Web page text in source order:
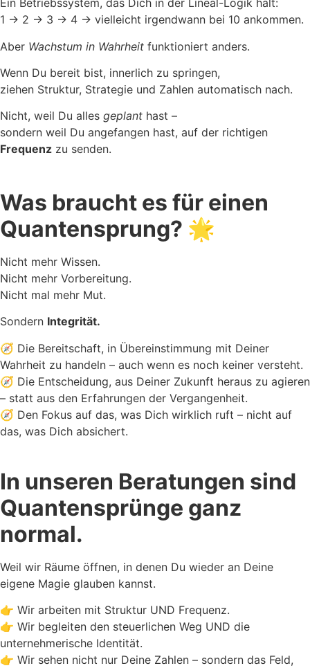
Ein Betriebssystem, das Dich in der Lineal-Logik hält:
1 → 2 → 3 → 4 → vielleicht irgendwann bei 10 ankommen.
Aber Wachstum in Wahrheit funktioniert anders.
Wenn Du bereit bist, innerlich zu springen,
ziehen Struktur, Strategie und Zahlen automatisch nach.
Nicht, weil Du alles geplant hast –
sondern weil Du angefangen hast, auf der richtigen
Frequenz zu senden.
Was braucht es für einen
Quantensprung? 🌟
Nicht mehr Wissen.
Nicht mehr Vorbereitung.
Nicht mal mehr Mut.
Sondern Integrität.
🧭 Die Bereitschaft, in Übereinstimmung mit Deiner
Wahrheit zu handeln – auch wenn es noch keiner versteht.
🧭 Die Entscheidung, aus Deiner Zukunft heraus zu agieren
– statt aus den Erfahrungen der Vergangenheit.
🧭 Den Fokus auf das, was Dich wirklich ruft – nicht auf
das, was Dich absichert.
In unseren Beratungen sind
Quantensprünge ganz
normal.
Weil wir Räume öffnen, in denen Du wieder an Deine
eigene Magie glauben kannst.
👉 Wir arbeiten mit Struktur UND Frequenz.
👉 Wir begleiten den steuerlichen Weg UND die
unternehmerische Identität.
👉 Wir sehen nicht nur Deine Zahlen – sondern das Feld,